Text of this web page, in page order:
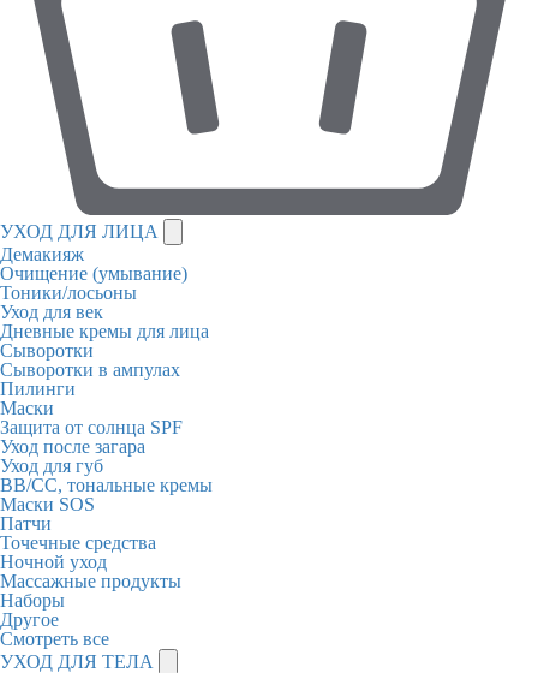
УХОД ДЛЯ ЛИЦА
Демакияж
Очищение (умывание)
Тоники/лосьоны
Уход для век
Дневные кремы для лица
Сыворотки
Сыворотки в ампулах
Пилинги
Маски
Защита от солнца SPF
Уход после загара
Уход для губ
BB/CC, тональные кремы
Маски SOS
Патчи
Точечные средства
Ночной уход
Массажные продукты
Наборы
Другое
Смотреть все
УХОД ДЛЯ ТЕЛА